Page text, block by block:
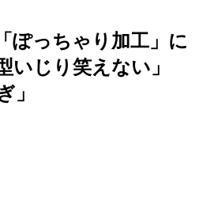
ぽっちゃり加工」に
じり笑えない」
」